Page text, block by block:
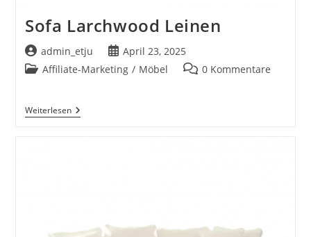
Sofa Larchwood Leinen
Beitrags-
Autor:
admin_etju
Beitrag
veröffentlicht:
April 23, 2025
Beitrags-
Affiliate-Marketing / Möbel
Beitrags-
0 Kommentare
WeiterlesenSofa
Larchwood